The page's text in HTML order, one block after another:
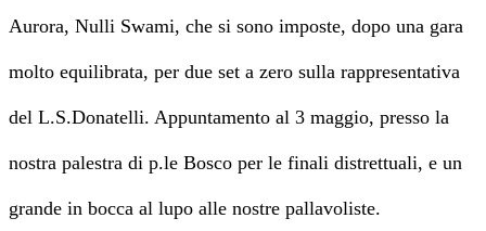
Aurora, Nulli Swami, che si sono imposte, dopo una gara
molto equilibrata, per due set a zero sulla rappresentativa
del L.S.Donatelli. Appuntamento al 3 maggio, presso la
nostra palestra di p.le Bosco per le finali distrettuali, e un
grande in bocca al lupo alle nostre pallavoliste.